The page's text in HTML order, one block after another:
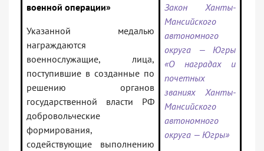
военной операции»
Указанной медалью
награждаются
военнослужащие, лица,
поступившие в созданные по
решению органов
государственной власти РФ
добровольческие
формирования,
содействующие выполнению
Закон Ханты-
Мансийского
автономного
округа — Югры
«О наградах и
почетных
званиях Ханты-
Мансийского
автономного
округа — Югры»